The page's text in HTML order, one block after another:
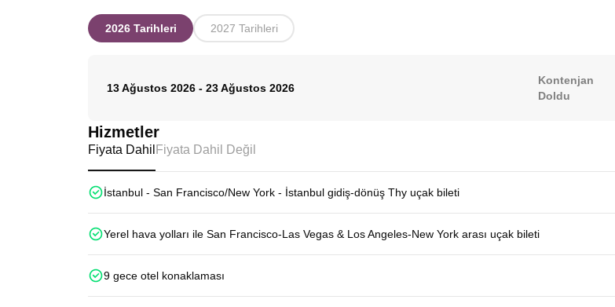
2026 Tarihleri 2027 Tarihleri
13 Ağustos 2026 - 23 Ağustos 2026
Kontenjan
Doldu
Hizmetler
Fiyata Dahil Fiyata Dahil Değil
İstanbul - San Francisco/New York - İstanbul gidiş-dönüş Thy uçak bileti
Yerel hava yolları ile San Francisco-Las Vegas & Los Angeles-New York arası uçak bileti
9 gece otel konaklaması